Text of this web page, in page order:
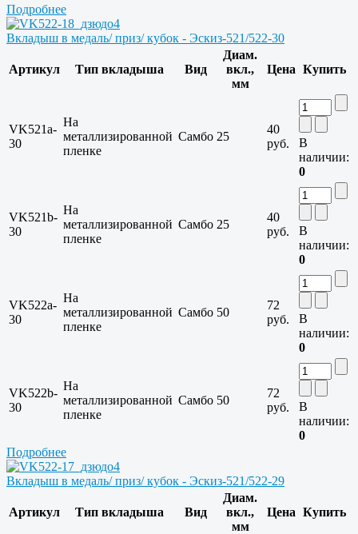
Подробнее
Вкладыш в медаль/ приз/ кубок - Эскиз-521/522-30
Артикул Тип вкладыша Вид
Диам.
вкл.,
мм
Цена Купить
VK521a-
30
На
металлизированной
пленке
Самбо 25
40
руб.
В
наличии:
0
VK521b-
30
На
металлизированной
пленке
Самбо 25
40
руб.
В
наличии:
0
VK522a-
30
На
металлизированной
пленке
Самбо 50
72
руб.
В
наличии:
0
VK522b-
30
На
металлизированной
пленке
Самбо 50
72
руб.
В
наличии:
0
Подробнее
Вкладыш в медаль/ приз/ кубок - Эскиз-521/522-29
Артикул Тип вкладыша Вид
Диам.
вкл.,
мм
Цена Купить